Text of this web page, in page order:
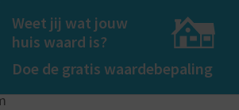
Weet jij wat jouw
huis waard is?
Doe de gratis waardebepaling